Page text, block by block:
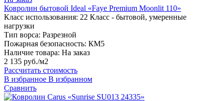
Ковролин бытовой Ideal «Faye Premium Moonlit 110»
Класс использования: 22 Класс - бытовой, умеренные
нагрузки
Тип ворса: Разрезной
Пожарная безопасность: КМ5
Наличие товара: На заказ
2 135 руб./м2
Рассчитать стоимость
В избранное В избранном
Сравнить